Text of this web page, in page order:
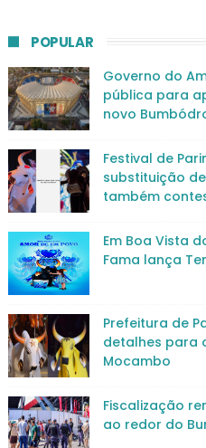
POPULAR
Governo do
pública para
novo
Festival de
substituição
também
Em Boa Vista
Fama lança
Prefeitura de
detalhes para
Mocambo
Fiscalização
ao redor do